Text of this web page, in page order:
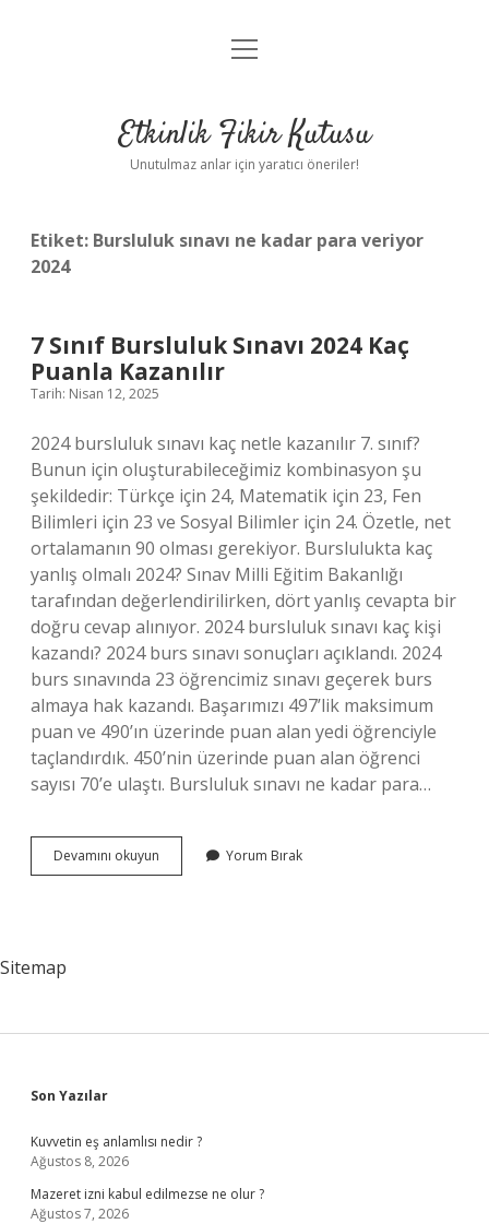
Anasayfa
Yasal Uyarı
menüyü
Etkinlik Fikir Kutusu
Unutulmaz anlar için yaratıcı öneriler!
Etiket: Bursluluk sınavı ne kadar para veriyor
2024
7 Sınıf Bursluluk Sınavı 2024 Kaç
Puanla Kazanılır
Tarih: Nisan 12, 2025
2024 bursluluk sınavı kaç netle kazanılır 7. sınıf?
Bunun için oluşturabileceğimiz kombinasyon şu
şekildedir: Türkçe için 24, Matematik için 23, Fen
Bilimleri için 23 ve Sosyal Bilimler için 24. Özetle, net
ortalamanın 90 olması gerekiyor. Burslulukta kaç
yanlış olmalı 2024? Sınav Milli Eğitim Bakanlığı
tarafından değerlendirilirken, dört yanlış cevapta bir
doğru cevap alınıyor. 2024 bursluluk sınavı kaç kişi
kazandı? 2024 burs sınavı sonuçları açıklandı. 2024
burs sınavında 23 öğrencimiz sınavı geçerek burs
almaya hak kazandı. Başarımızı 497’lik maksimum
puan ve 490’ın üzerinde puan alan yedi öğrenciyle
taçlandırdık. 450’nin üzerinde puan alan öğrenci
sayısı 70’e ulaştı. Bursluluk sınavı ne kadar para…
Devamını okuyun
Sınıf
Yorum Bırak
Sitemap
Sidebar
Son Yazılar
Kuvvetin eş anlamlısı nedir ?
Ağustos 8, 2026
Mazeret izni kabul edilmezse ne olur ?
Ağustos 7, 2026